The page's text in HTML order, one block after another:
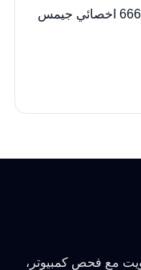
مع فحص كمبيوتر،